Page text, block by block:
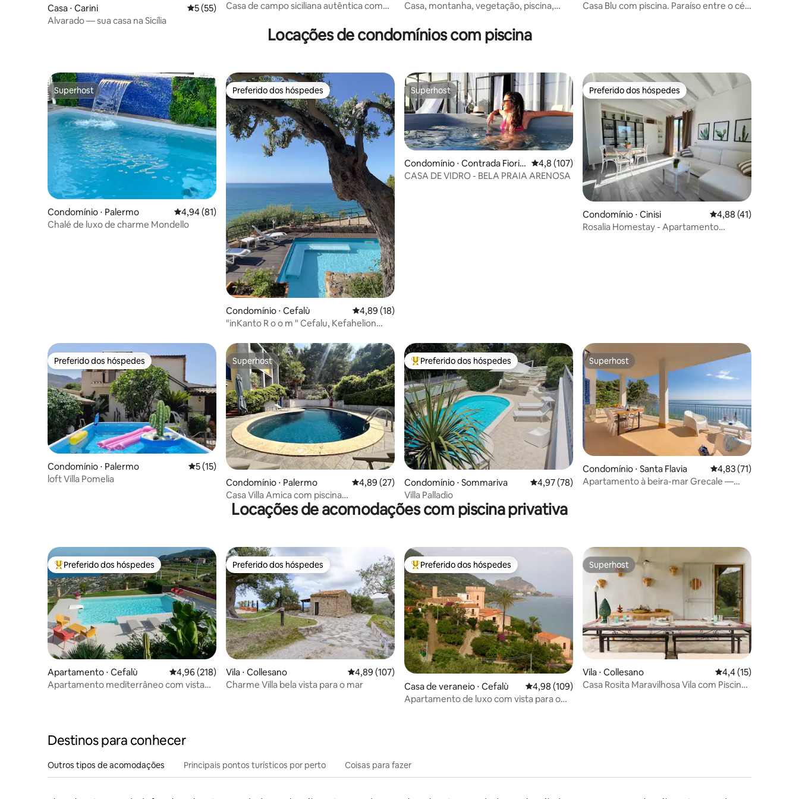
Casa ⋅ Carini 5 de uma avaliação média de 5, 55 avaliações
5 (55)
Alvarado — sua casa na Sicília
Casa de campo siciliana autêntica com
Casa, montanha, vegetação, piscina,
Casa Blu com piscina. Paraíso entre o céu
Locações de condomínios com piscina
Superhost
Superhost
Condomínio ⋅ Palermo 4,94 de uma avaliação média de 5, 81 avaliações
4,94 (81)
Chalé de luxo de charme Mondello
Preferido dos hóspedes
Preferido dos hóspedes
Condomínio ⋅ Cefalù 4,89 de uma avaliação média de 5, 18 avaliações
4,89 (18)
"inKanto R o o m " Cefalu, Kefahelion
Superhost
Superhost
Condomínio ⋅ Contrada Fiori S
ud
4,8 de uma avaliação média de 5, 107 avaliações
4,8 (107)
CASA DE VIDRO - BELA PRAIA ARENOSA
Preferido dos hóspedes
Preferido dos hóspedes
Condomínio ⋅ Cinisi 4,88 de uma
4,88 (41)
Rosalia Homestay - Apartamento
Preferido dos hóspedes
Preferido dos hóspedes
Condomínio ⋅ Palermo 5 de uma avaliação média de 5, 15 avaliações
5 (15)
loft Villa Pomelia
Superhost
Superhost
Condomínio ⋅ Palermo 4,89 de uma avaliação média de 5, 27 avaliações
4,89 (27)
Casa Villa Amica com piscina
Addaura/Mondello
Entre os melhores preferidos dos hóspedes
Preferido dos hóspedes
Condomínio ⋅ Sommariva 4,97 de uma avaliação média de 5, 78 avaliações
4,97 (78)
Villa Palladio
Superhost
Superhost
Condomínio ⋅ Santa Flavia 4,83 de uma
4,83 (71)
Apartamento à beira-mar Grecale —
Locações de acomodações com piscina privativa
Entre os melhores preferidos dos hóspedes
Preferido dos hóspedes
Apartamento ⋅ Cefalù 4,96 de uma avaliação média de 5, 218 avaliações
4,96 (218)
Apartamento mediterrâneo com vista
Preferido dos hóspedes
Preferido dos hóspedes
Vila ⋅ Collesano 4,89 de uma avaliação média de 5, 107 avaliações
4,89 (107)
Charme Villa bela vista para o mar
Entre os melhores preferidos dos hóspedes
Preferido dos hóspedes
Casa de veraneio ⋅ Cefalù 4,98 de uma avaliação média de 5, 109 avaliações
4,98 (109)
Apartamento de luxo com vista para o
Superhost
Superhost
Vila ⋅ Collesano 4,4 de uma
4,4 (15)
Casa Rosita Maravilhosa Vila com Piscina
Destinos para conhecer
Outros tipos de acomodações Principais pontos turísticos por perto Coisas para fazer